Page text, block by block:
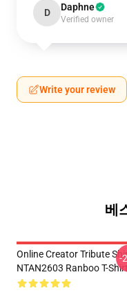
D Daphne
Verified owner
Write your review
베
Online Creator Tribute
NTAN2603 Ranboo T-Shirts
-